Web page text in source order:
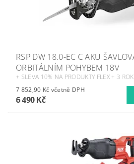
RSP DW 18.0-EC C AKU
ORBITÁLNÍM POHYBEM 18V
+ SLEVA 10% NA PRODUKTY FLEX + 3
7 852,90 Kč včetně DPH
6 490 Kč